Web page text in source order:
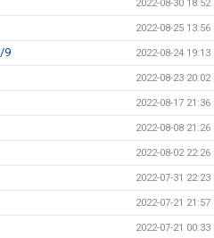
2022-08-30 18:52
2022-08-25 13:56
9 2022-08-24 19:13
2022-08-23 20:02
2022-08-17 21:36
2022-08-08 21:26
2022-08-02 22:26
2022-07-31 22:23
2022-07-21 21:57
2022-07-21 00:33